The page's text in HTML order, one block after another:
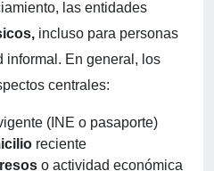
las entidades
incluso para personas
informal. En general, los
centrales:
(INE o pasaporte)
reciente
o actividad económica